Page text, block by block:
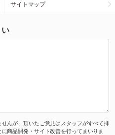
サイトマップ
んが、頂いたご意見はスタッフがすべて拝
商品開発・サイト改善を行ってまいりま